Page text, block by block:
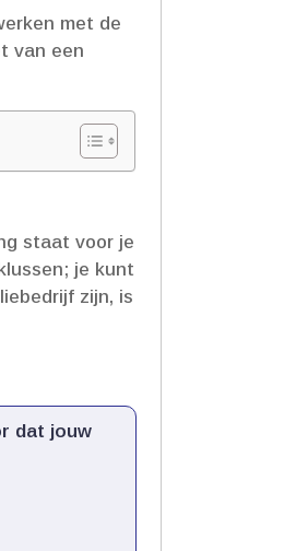
met de
van een
staat voor je
je kunt
zijn, is
dat jouw